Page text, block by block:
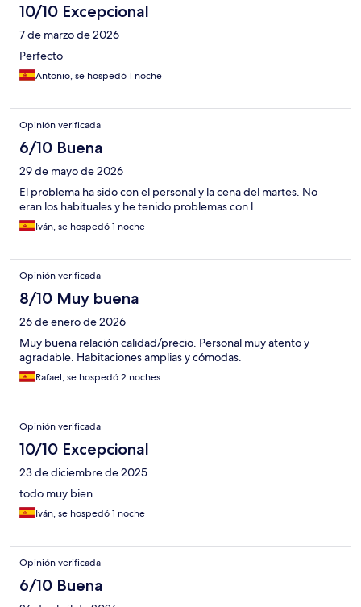
10/10 Excepcional
7 de marzo de 2026
Perfecto
Antonio, se hospedó 1 noche
Opinión verificada
6/10 Buena
29 de mayo de 2026
El problema ha sido con el personal y la cena del martes. No
eran los habituales y he tenido problemas con l
Iván, se hospedó 1 noche
Opinión verificada
8/10 Muy buena
26 de enero de 2026
Muy buena relación calidad/precio. Personal muy atento y
agradable. Habitaciones amplias y cómodas.
Rafael, se hospedó 2 noches
Opinión verificada
10/10 Excepcional
23 de diciembre de 2025
todo muy bien
Iván, se hospedó 1 noche
Opinión verificada
6/10 Buena